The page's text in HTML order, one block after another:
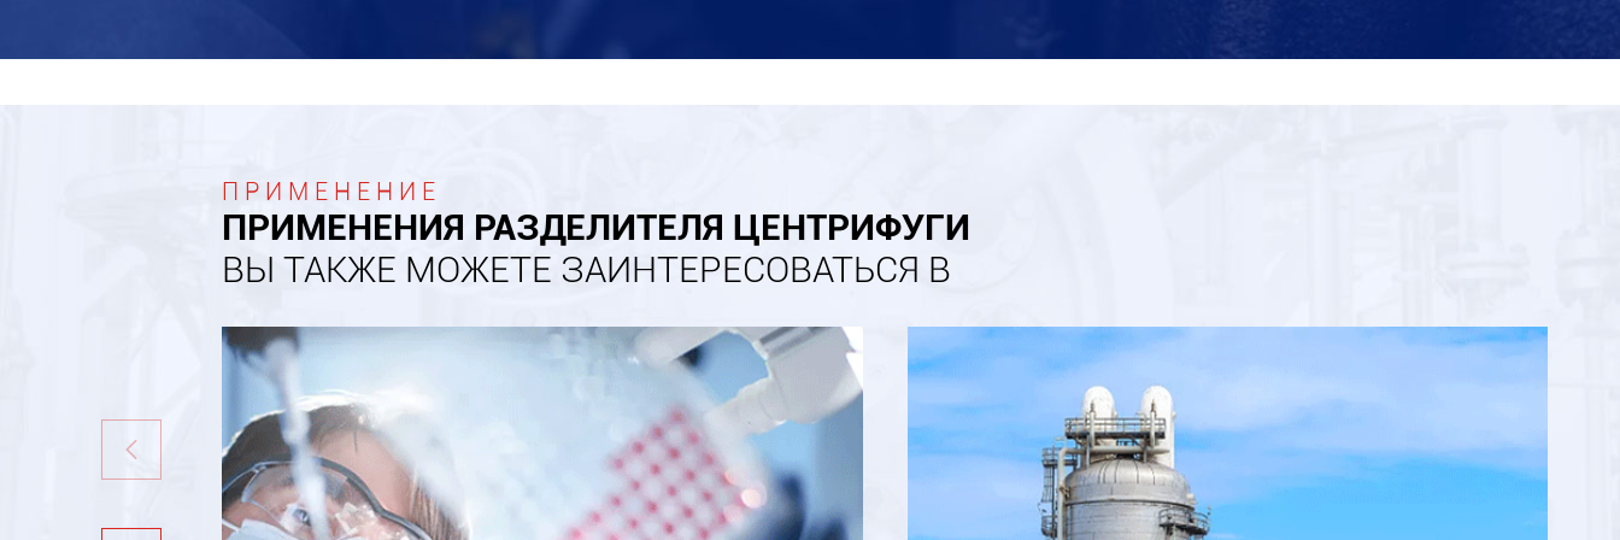
ПРИМЕНЕНИЕ
ПРИМЕНЕНИЯ РАЗДЕЛИТЕЛЯ ЦЕНТРИФУГИ
ВЫ ТАКЖЕ МОЖЕТЕ ЗАИНТЕРЕСОВАТЬСЯ В
